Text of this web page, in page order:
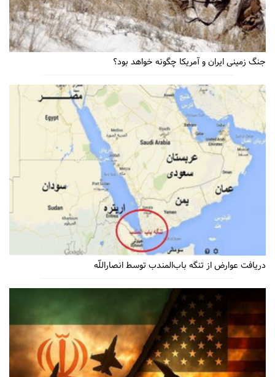
جنگ زمینی ایران و آمریکا چگونه خواهد بود؟
دریافت عوارض از تنگه باب‌المندب توسط انصاراللّه